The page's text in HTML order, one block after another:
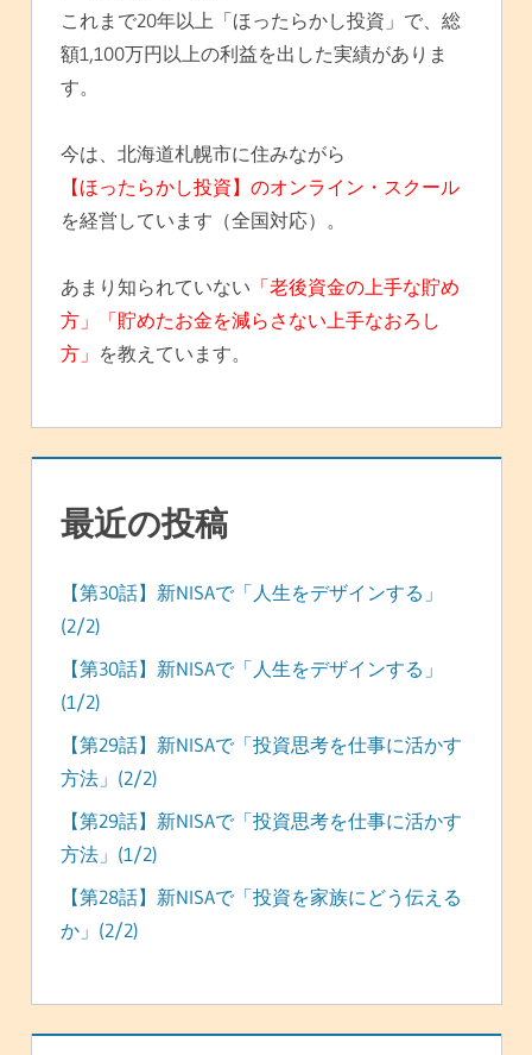
これまで20年以上「ほったらかし投資」で、総
額1,100万円以上の利益を出した実績がありま
す。
今は、北海道札幌市に住みながら
【ほったらかし投資】のオンライン・スクール
を経営しています（全国対応）。
あまり知られていない 「老後資金の上手な貯め
方」「貯めたお金を減らさない上手なおろし
方」 を教えています。
最近の投稿
【第30話】新NISAで「人生をデザインする」
(2/2)
【第30話】新NISAで「人生をデザインする」
(1/2)
【第29話】新NISAで「投資思考を仕事に活かす
方法」(2/2)
【第29話】新NISAで「投資思考を仕事に活かす
方法」(1/2)
【第28話】新NISAで「投資を家族にどう伝える
か」(2/2)